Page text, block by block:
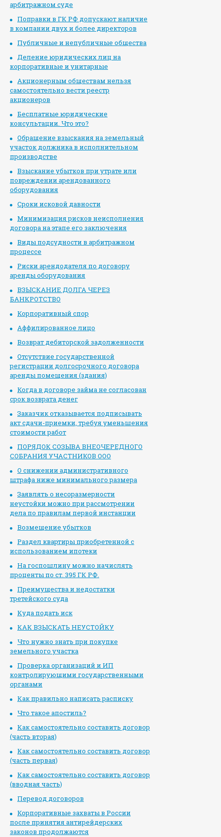
арбитражном суде
Поправки в ГК РФ допускают наличие
в компании двух и более директоров
Публичные и непубличные общества
Деление юридических лиц на
корпоративные и унитарные
Акционерным обществам нельзя
самостоятельно вести реестр
акционеров
Бесплатные юридические
консультации. Что это?
Обращение взыскания на земельный
участок должника в исполнительном
производстве
Взыскание убытков при утрате или
повреждении арендованного
оборудования
Сроки исковой давности
Минимизация рисков неисполнения
договора на этапе его заключения
Виды подсудности в арбитражном
процессе
Риски арендодателя по договору
аренды оборудования
ВЗЫСКАНИЕ ДОЛГА ЧЕРЕЗ
БАНКРОТСТВО
Корпоративный спор
Аффилированное лицо
Возврат дебиторской задолженности
Отсутствие государственной
регистрации долгосрочного договора
аренды помещения (здания)
Когда в договоре займа не согласован
срок возврата денег
Заказчик отказывается подписывать
акт сдачи-приемки, требуя уменьшения
стоимости работ
ПОРЯДОК СОЗЫВА ВНЕОЧЕРЕДНОГО
СОБРАНИЯ УЧАСТНИКОВ ООО
О снижении административного
штрафа ниже минимального размера
Заявлять о несоразмерности
неустойки можно при рассмотрении
дела по правилам первой инстанции
Возмещение убытков
Раздел квартиры приобретенной с
использованием ипотеки
На госпошлину можно начислять
проценты по ст. 395 ГК РФ.
Преимущества и недостатки
третейского суда
Куда подать иск
КАК ВЗЫСКАТЬ НЕУСТОЙКУ
Что нужно знать при покупке
земельного участка
Проверка организаций и ИП
контролирующими государственными
органами
Как правильно написать расписку
Что такое апостиль?
Как самостоятельно составить договор
(часть вторая)
Как самостоятельно составить договор
(часть первая)
Как самостоятельно составить договор
(вводная часть)
Перевод договоров
Корпоративные захваты в России
после принятия антирейдерских
законов продолжаются